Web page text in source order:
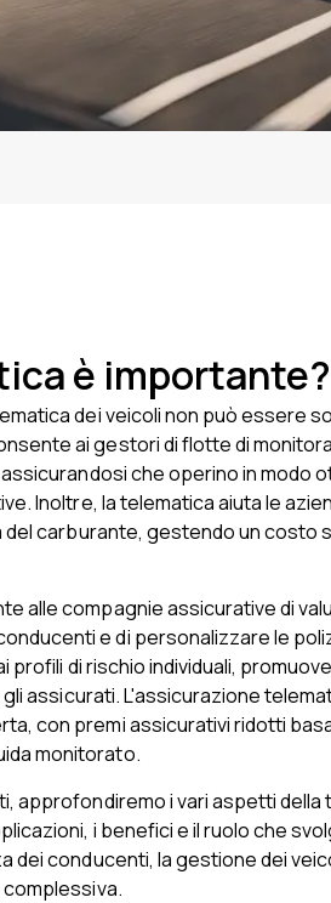
è importante?
dei veicoli non può essere
ai gestori di flotte di
che operino in modo
Inoltre, la telematica aiuta le
del carburante, gestendo un costo
alle compagnie assicurative di
e di personalizzare le
profili di rischio individuali,
assicurati. L'assicurazione
con premi assicurativi ridotti
monitorato.
approfondiremo i vari aspetti della
i benefici e il ruolo che
dei conducenti, la gestione dei